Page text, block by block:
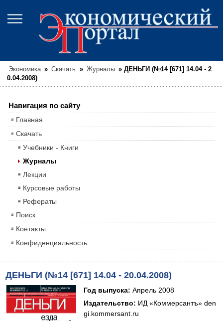
Экономика » Скачать » Журналы » ДЕНЬГИ (№14 [671] 14.04 - 2
0.04.2008)
Навигация по сайту
Главная
Скачать
Учебники - Книги
Журналы
Лекции
Курсовые работы
Рефераты
Поиск
Контакты
Конфиденциальность
ДЕНЬГИ (№14 [671] 14.04 - 20.04.2008)
Год выпуска: Апрель 2008
Издательство: ИД «Коммерсантъ» den
gi.kommersant.ru